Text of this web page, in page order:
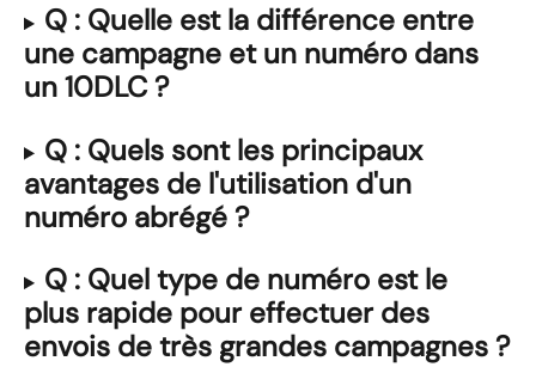
Q : Quelle est la différence entre
une campagne et un numéro dans
un 10DLC ?
Q : Quels sont les principaux
avantages de l'utilisation d'un
numéro abrégé ?
Q : Quel type de numéro est le
plus rapide pour effectuer des
envois de très grandes campagnes ?